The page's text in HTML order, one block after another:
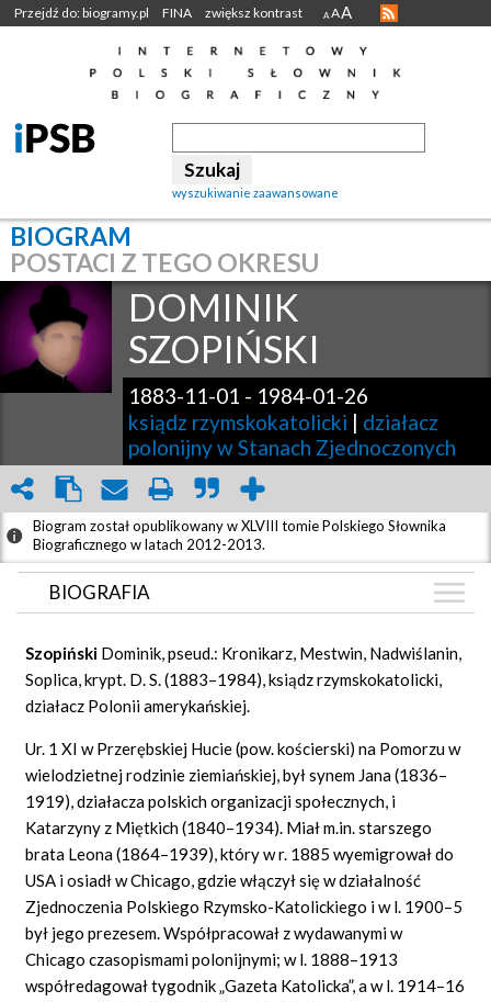
Przejdź do: biogramy.pl FINA zwiększ kontrast A AA
wyszukiwanie zaawansowane
BIOGRAM
POSTACI Z TEGO OKRESU
DOMINIK
SZOPIŃSKI
1883-11-01 - 1984-01-26
ksiądz rzymskokatolicki | działacz
polonijny w Stanach Zjednoczonych
Biogram został opublikowany w XLVIII tomie Polskiego Słownika
Biograficznego w latach 2012-2013.
BIOGRAFIA
GRAF POWIĄZAŃ
DYSKUSJA
Mapa
Szopiński Dominik, pseud.: Kronikarz, Mestwin, Nadwiślanin,
Soplica, krypt. D. S. (1883–1984), ksiądz rzymskokatolicki,
działacz Polonii amerykańskiej.
Ur. 1 XI w Przerębskiej Hucie (pow. kościerski) na Pomorzu w
wielodzietnej rodzinie ziemiańskiej, był synem Jana (1836–
1919), działacza polskich organizacji społecznych, i
Katarzyny z Miętkich (1840–1934). Miał m.in. starszego
brata Leona (1864–1939), który w r. 1885 wyemigrował do
USA i osiadł w Chicago, gdzie włączył się w działalność
Zjednoczenia Polskiego Rzymsko-Katolickiego i w l. 1900–5
był jego prezesem. Współpracował z wydawanymi w
Chicago czasopismami polonijnymi; w l. 1888–1913
współredagował tygodnik „Gazeta Katolicka”, a w l. 1914–16